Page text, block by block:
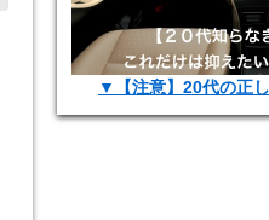
▼【注意】20代の正